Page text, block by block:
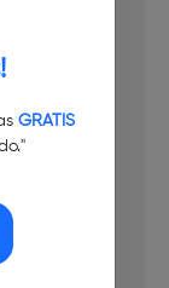
GRATIS